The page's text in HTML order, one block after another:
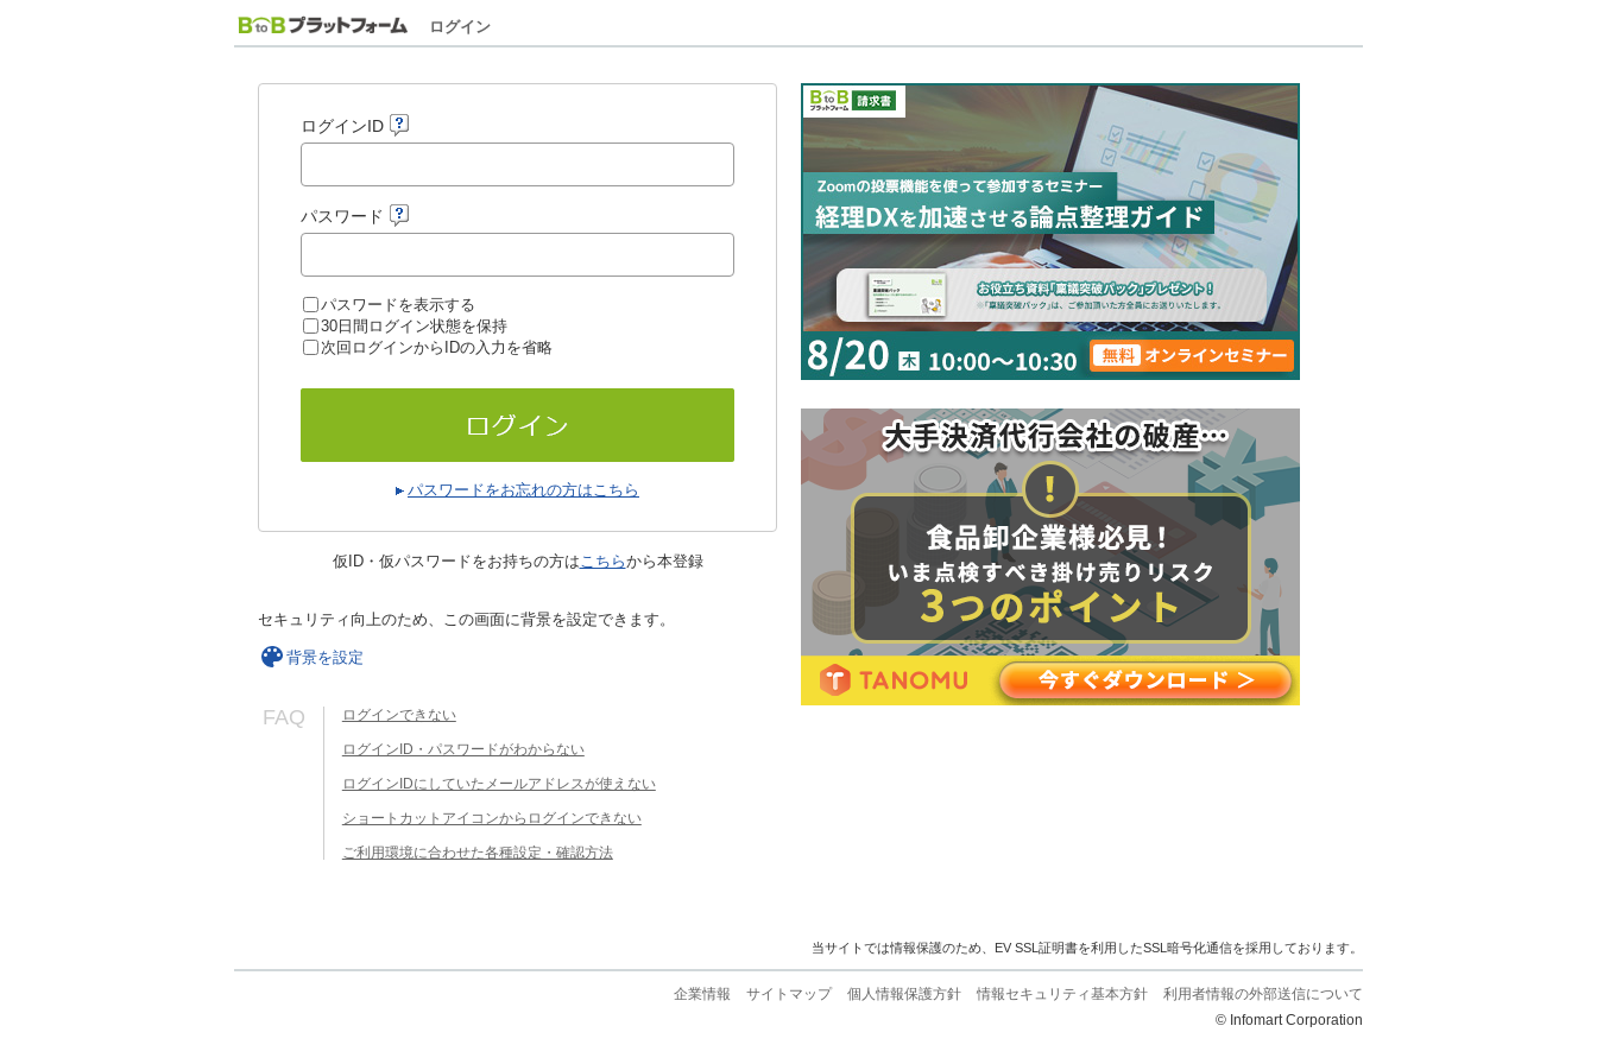
ログイン
ログインID
パスワード
パスワードを表示する
30日間ログイン状態を保持
次回ログインからIDの入力を省略
パスワードをお忘れの方はこちら
仮ID・仮パスワードをお持ちの方はこちらから本登録
セキュリティ向上のため、この画面に背景を設定できます。
背景を設定
FAQ ログインできない
ログインID・パスワードがわからない
ログインIDにしていたメールアドレスが使えない
ショートカットアイコンからログインできない
ご利用環境に合わせた各種設定・確認方法
当サイトでは情報保護のため、EV SSL証明書を利用したSSL暗号化通信を採用しております。
企業情報 サイトマップ 個人情報保護方針 情報セキュリティ基本方針
利用者情報の外部送信について
© Infomart Corporation